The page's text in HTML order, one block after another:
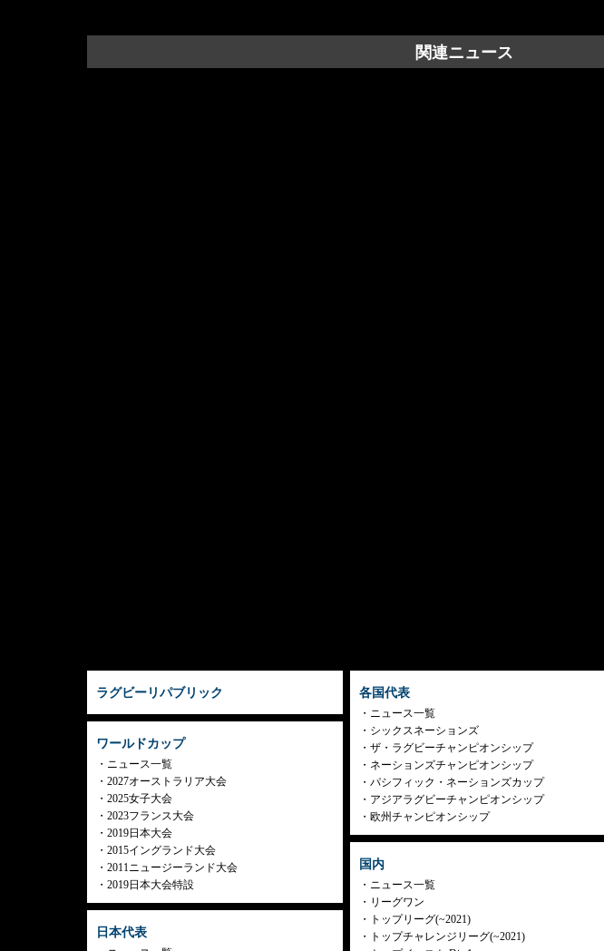
関連ニュース
ラグビーリパブリック
ワールドカップ
ニュース一覧
2027オーストラリア大会
2025女子大会
2023フランス大会
2019日本大会
2015イングランド大会
2011ニュージーランド大会
2019日本大会特設
日本代表
各国代表
ニュース一覧
シックスネーションズ
ザ・ラグビーチャンピオンシップ
ネーションズチャンピオンシップ
パシフィック・ネーションズカップ
アジアラグビーチャンピオンシップ
欧州チャンピオンシップ
国内
ニュース一覧
リーグワン
トップリーグ(~2021)
トップチャレンジリーグ(~2021)